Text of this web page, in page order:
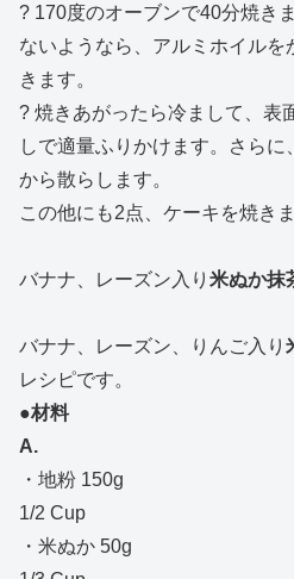
? 170度のオーブンで40分焼き
ないようなら、アルミホイルを
きます。
? 焼きあがったら冷まして、表
しで適量ふりかけます。さら
から散らします。
この他にも2点、ケーキを焼きま
バナナ、レーズン入り 米ぬか抹
バナナ、レーズン、りんご入り
レシピです。
●材料
A.
・地粉 150g ・メ
1/2 Cup
・米ぬか